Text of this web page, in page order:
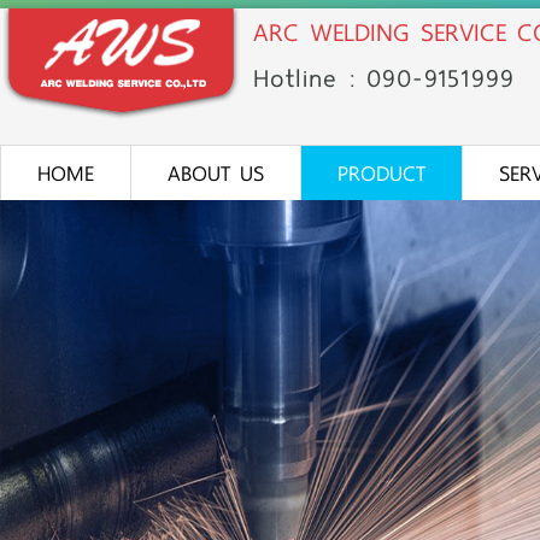
ARC WELDING SERVICE
Hotline : 090-9151999
HOME ABOUT US PRODUCT